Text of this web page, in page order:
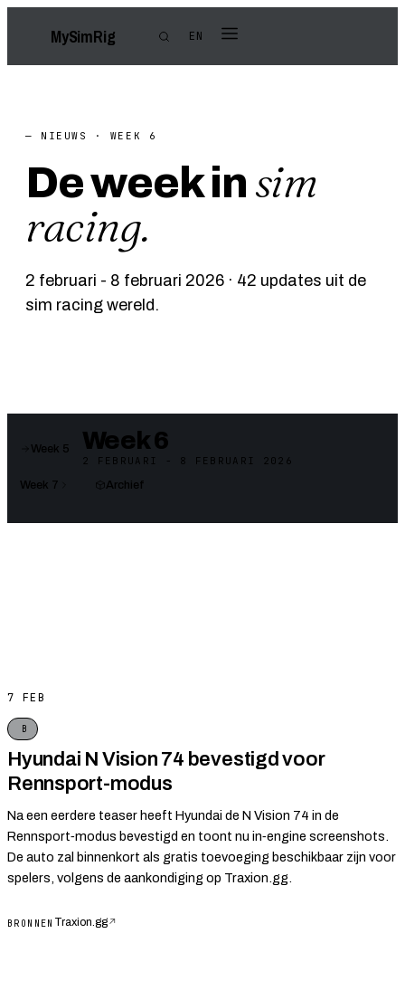
MySimRig EN
— NIEUWS · WEEK 6
De week in sim
racing.
2 februari - 8 februari 2026 · 42 updates uit de
sim racing wereld.
Week 5 Week 6
2 FEBRUARI - 8 FEBRUARI 2026
Week 7
Archief
7 FEB
B
Hyundai N Vision 74 bevestigd voor
Rennsport-modus
Na een eerdere teaser heeft Hyundai de N Vision 74 in de
Rennsport‑modus bevestigd en toont nu in‑engine screenshots.
De auto zal binnenkort als gratis toevoeging beschikbaar zijn voor
spelers, volgens de aankondiging op Traxion.gg.
BRONNEN Traxion.gg↗